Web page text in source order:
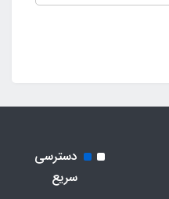
دسترسی
سریع